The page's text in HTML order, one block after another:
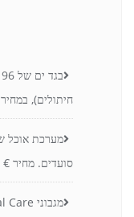
חיתולים), במחיר 16,58€
סועדים. מחיר € 20.63